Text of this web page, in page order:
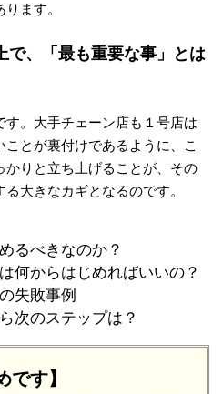
ます。
で、「最も重要な事」とは
す。大手チェーン店も１号店は
とが裏付けであるように、こ
りと立ち上げることが、その
大きなカギとなるのです。
るべきなのか？
何からはじめればいいの？
失敗事例
次のステップは？
です】